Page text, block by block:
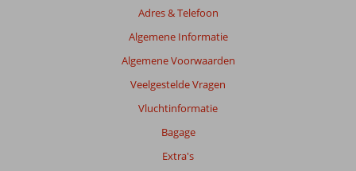
Adres & Telefoon
Algemene Informatie
Algemene Voorwaarden
Veelgestelde Vragen
Vluchtinformatie
Bagage
Extra's